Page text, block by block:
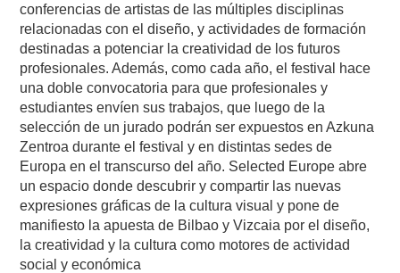
conferencias de artistas de las múltiples disciplinas
relacionadas con el diseño, y actividades de formación
destinadas a potenciar la creatividad de los futuros
profesionales. Además, como cada año, el festival hace
una doble convocatoria para que profesionales y
estudiantes envíen sus trabajos, que luego de la
selección de un jurado podrán ser expuestos en Azkuna
Zentroa durante el festival y en distintas sedes de
Europa en el transcurso del año. Selected Europe abre
un espacio donde descubrir y compartir las nuevas
expresiones gráficas de la cultura visual y pone de
manifiesto la apuesta de Bilbao y Vizcaia por el diseño,
la creatividad y la cultura como motores de actividad
social y económica